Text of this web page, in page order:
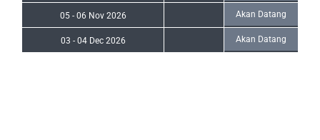
05 - 06 Nov 2026 Akan Datang
03 - 04 Dec 2026 Akan Datang